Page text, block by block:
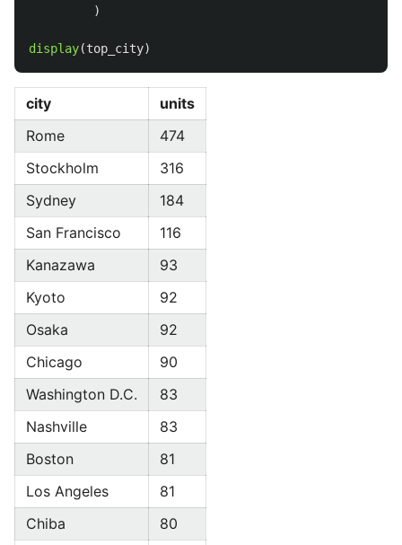
)
display(top_city)
city
units
Rome
474
Stockholm
316
Sydney
184
San Francisco
116
Kanazawa
93
Kyoto
92
Osaka
92
Chicago
90
Washington D.C.
83
Nashville
83
Boston
81
Los Angeles
81
Chiba
80